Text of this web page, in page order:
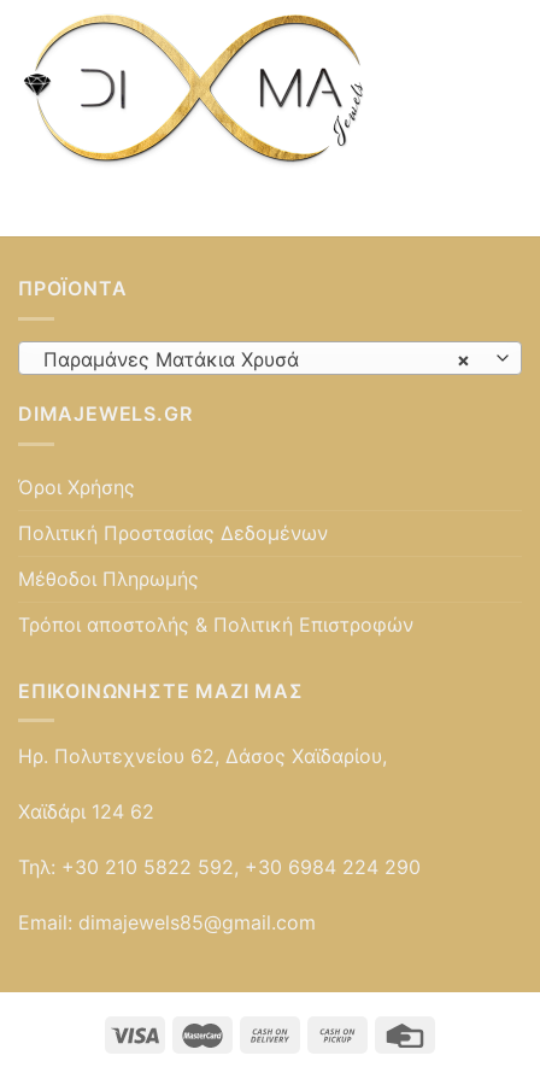
ΠΡΟΪΌΝΤΑ
×
Παραμάνες Ματάκια Χρυσά
DIMAJEWELS.GR
Όροι Χρήσης
Πολιτική Προστασίας Δεδομένων
Μέθοδοι Πληρωμής
Τρόποι αποστολής & Πολιτική Επιστροφών
ΕΠΙΚΟΙΝΩΝΉΣΤΕ ΜΑΖΊ ΜΑΣ
Ηρ. Πολυτεχνείου 62, Δάσος Χαϊδαρίου,
Χαϊδάρι 124 62
Τηλ: +30 210 5822 592, +30 6984 224 290
Email: dimajewels85@gmail.com